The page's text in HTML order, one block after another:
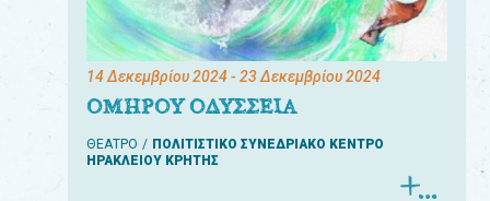
14 Δεκεμβρίου 2024- 23 Δεκεμβρίου 2024
ΟΜΗΡΟΥ ΟΔΥΣΣΕΙΑ
ΘΕΑΤΡΟ
ΠΟΛΙΤΙΣΤΙΚΟ ΣΥΝΕΔΡΙΑΚΟ ΚΕΝΤΡΟ
ΗΡΑΚΛΕΙΟΥ ΚΡΗΤΗΣ